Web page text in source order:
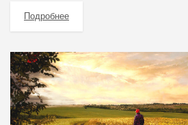
Подробнее